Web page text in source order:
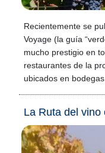
Recientemente se
Voyage (la guía
mucho prestigio en
restaurantes de la
ubicados en
La Ruta del vino